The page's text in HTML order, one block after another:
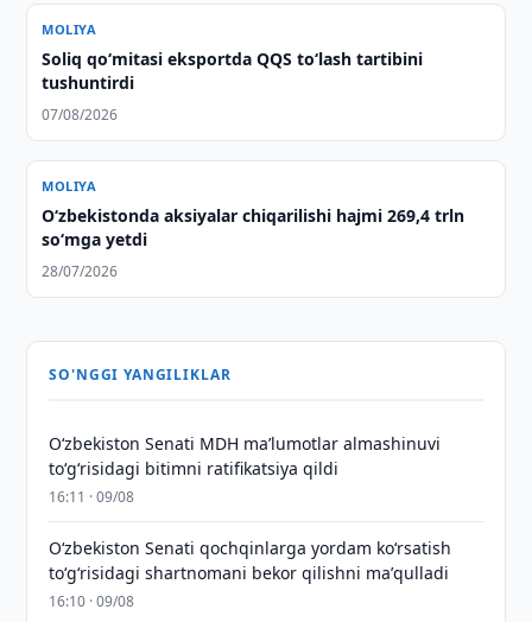
MOLIYA
Soliq qo‘mitasi eksportda QQS to‘lash tartibini
tushuntirdi
07/08/2026
MOLIYA
O‘zbekistonda aksiyalar chiqarilishi hajmi 269,4 trln
so‘mga yetdi
28/07/2026
SO'NGGI YANGILIKLAR
Oʻzbekiston Senati MDH maʼlumotlar almashinuvi
toʻgʻrisidagi bitimni ratifikatsiya qildi
16:11 · 09/08
Oʻzbekiston Senati qochqinlarga yordam koʻrsatish
toʻgʻrisidagi shartnomani bekor qilishni maʼqulladi
16:10 · 09/08